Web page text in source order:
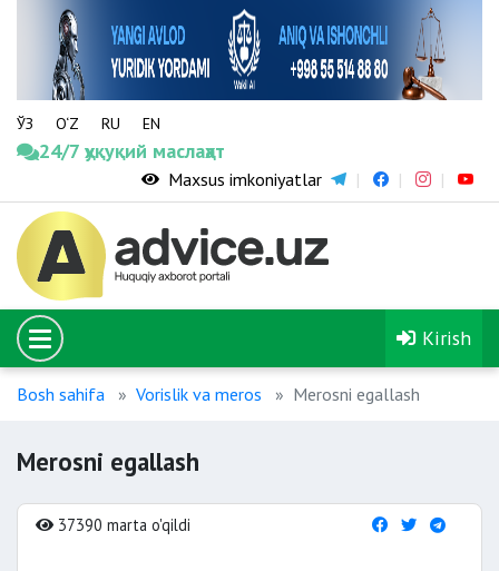
ЎЗ O‘Z RU EN
24/7 ҳуқуқий маслаҳат
Maxsus imkoniyatlar
Kirish
Bosh sahifa Vorislik va meros Merosni egallash
Merosni egallash
37390 marta o'qildi